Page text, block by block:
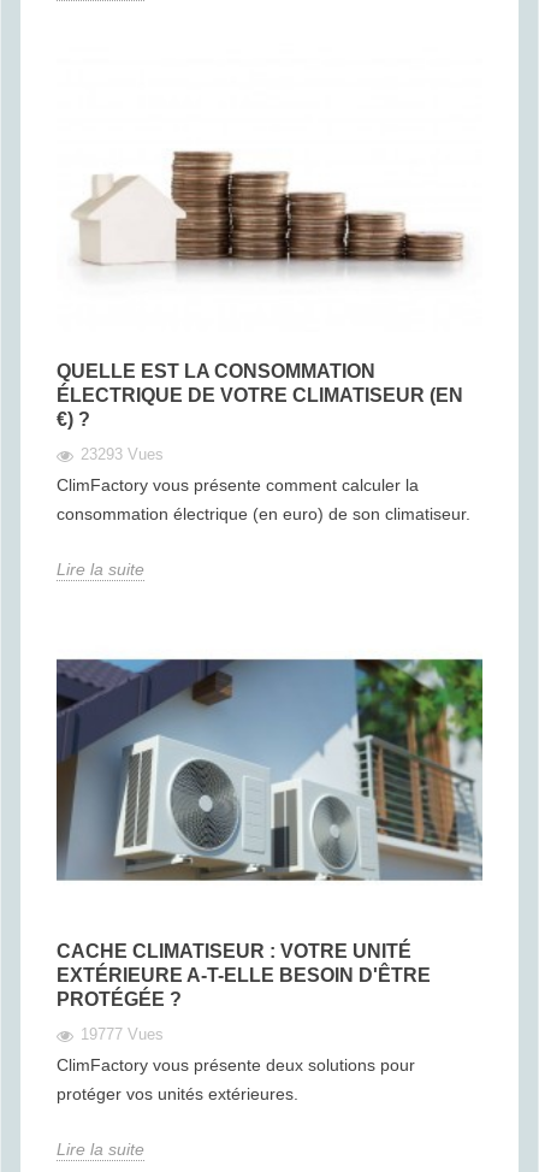
QUELLE EST LA CONSOMMATION
ÉLECTRIQUE DE VOTRE CLIMATISEUR (EN
€) ?
23293 Vues
ClimFactory vous présente comment calculer la
consommation électrique (en euro) de son climatiseur.
Lire la suite
CACHE CLIMATISEUR : VOTRE UNITÉ
EXTÉRIEURE A-T-ELLE BESOIN D'ÊTRE
PROTÉGÉE ?
19777 Vues
ClimFactory vous présente deux solutions pour
protéger vos unités extérieures.
Lire la suite